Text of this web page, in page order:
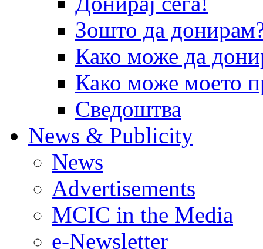
Зошто да
Како може да
Како може моето
Сведоштва
News & Publicity
News
Advertisements
MCIC in the Media
e-Newsletter